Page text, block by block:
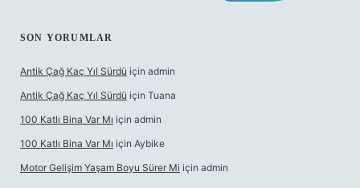
SON YORUMLAR
Antik Çağ Kaç Yıl Sürdü için admin
Antik Çağ Kaç Yıl Sürdü için Tuana
100 Katlı Bina Var Mı için admin
100 Katlı Bina Var Mı için Aybike
Motor Gelişim Yaşam Boyu Sürer Mi için admin